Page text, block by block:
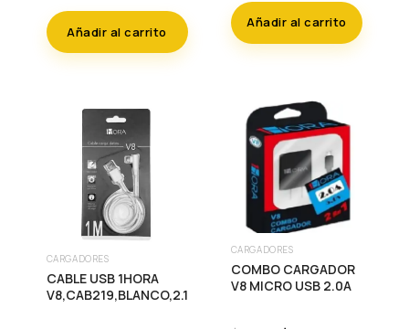
was:
$200.00.
is:
$60.00.
Añadir al carrito
was:
$150.00.
is:
$60.00.
Añadir al carrito
CARGADORES
CABLE USB 1HORA
V8,CAB219,BLANCO,2.1
CARGADORES
COMBO CARGADOR
V8 MICRO USB 2.0A